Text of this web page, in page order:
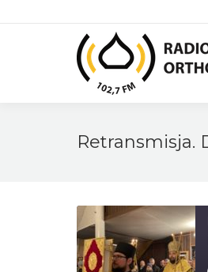
Retransmisja.